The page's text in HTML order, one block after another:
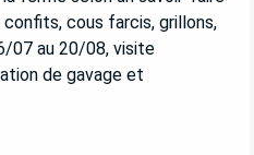
cous farcis, grillons,
07 au 20/08, visite
de gavage et